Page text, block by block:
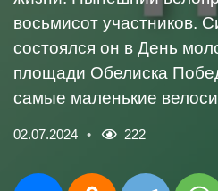
восьмисот участников.
состоялся он в День
площади Обелиска
самые маленькие
02.07.2024 222